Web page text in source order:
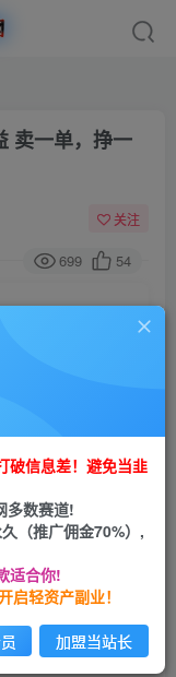
卖一单，挣一
关注
699 54
买，可保存购买订单
挣一单的钱，付费
破信息差！避免当韭
多数赛道!
（推广佣金70%）,
适合你!
启轻资产副业！
加盟当站长